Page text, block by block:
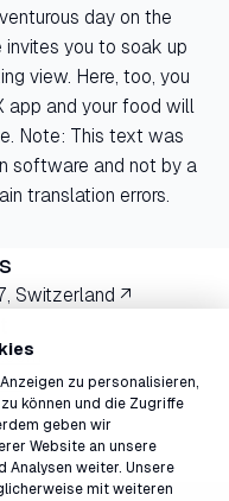
zu personalisieren,
können und die Zugriffe
geben wir
Website an unsere
Analysen weiter. Unsere
mit weiteren
day on the
you to soak up
view. Here, too, you
and your food will
Note: This text was
software and not by a
translation errors.
Switzerland ↗
13